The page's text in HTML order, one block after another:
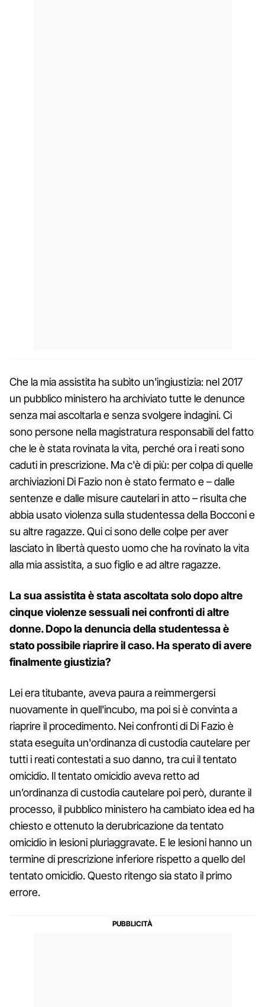
Che la mia assistita ha subìto un'ingiustizia: nel 2017
un pubblico ministero ha archiviato tutte le denunce
senza mai ascoltarla e senza svolgere indagini. Ci
sono persone nella magistratura responsabili del fatto
che le è stata rovinata la vita, perché ora i reati sono
caduti in prescrizione. Ma c'è di più: per colpa di quelle
archiviazioni Di Fazio non è stato fermato e – dalle
sentenze e dalle misure cautelari in atto – risulta che
abbia usato violenza sulla studentessa della Bocconi e
su altre ragazze. Qui ci sono delle colpe per aver
lasciato in libertà questo uomo che ha rovinato la vita
alla mia assistita, a suo figlio e ad altre ragazze.
La sua assistita è stata ascoltata solo dopo altre
cinque violenze sessuali nei confronti di altre
donne. Dopo la denuncia della studentessa è
stato possibile riaprire il caso. Ha sperato di avere
finalmente giustizia?
Lei era titubante, aveva paura a reimmergersi
nuovamente in quell'incubo, ma poi si è convinta a
riaprire il procedimento. Nei confronti di Di Fazio è
stata eseguita un'ordinanza di custodia cautelare per
tutti i reati contestati a suo danno, tra cui il tentato
omicidio. Il tentato omicidio aveva retto ad
un’ordinanza di custodia cautelare poi però, durante il
processo, il pubblico ministero ha cambiato idea ed ha
chiesto e ottenuto la derubricazione da tentato
omicidio in lesioni pluriaggravate. E le lesioni hanno un
termine di prescrizione inferiore rispetto a quello del
tentato omicidio. Questo ritengo sia stato il primo
errore.